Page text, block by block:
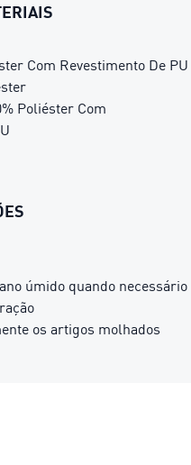
Com Revestimento De PU
Poliéster Com
úmido quando necessário
os artigos molhados